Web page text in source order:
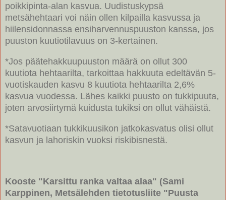
poikkipinta-alan kasvua. Uudistuskypsä
metsähehtaari voi näin ollen kilpailla kasvussa ja
hiilensidonnassa ensiharvennuspuuston kanssa, jos
puuston kuutiotilavuus on 3-kertainen.
*Jos päätehakkuupuuston määrä on ollut 300
kuutiota hehtaarilta, tarkoittaa hakkuuta edeltävän 5-
vuotiskauden kasvu 8 kuutiota hehtaarilta 2,6%
kasvua vuodessa. Lähes kaikki puusto on tukkipuuta,
joten arvosiirtymä kuidusta tukiksi on ollut vähäistä.
*Satavuotiaan tukkikuusikon jatkokasvatus olisi ollut
kasvun ja lahoriskin vuoksi riskibisnestä.
Kooste "Karsittu ranka valtaa alaa" (Sami
Karppinen, Metsälehden tietotusliite "Puusta